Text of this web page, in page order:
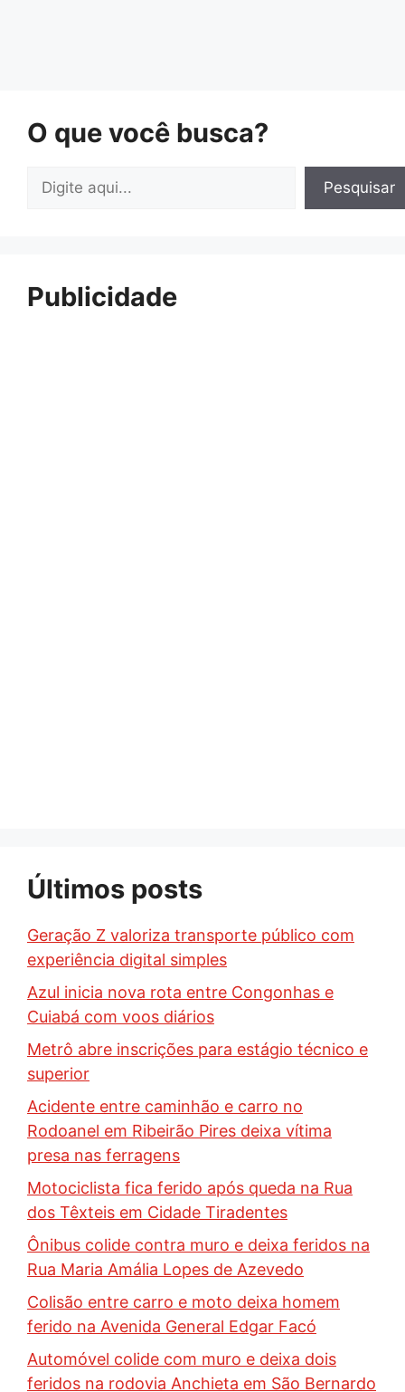
O que você busca?
Pesquisar Pesquisar
Publicidade
Últimos posts
Geração Z valoriza transporte público com
experiência digital simples
Azul inicia nova rota entre Congonhas e
Cuiabá com voos diários
Metrô abre inscrições para estágio técnico e
superior
Acidente entre caminhão e carro no
Rodoanel em Ribeirão Pires deixa vítima
presa nas ferragens
Motociclista fica ferido após queda na Rua
dos Têxteis em Cidade Tiradentes
Ônibus colide contra muro e deixa feridos na
Rua Maria Amália Lopes de Azevedo
Colisão entre carro e moto deixa homem
ferido na Avenida General Edgar Facó
Automóvel colide com muro e deixa dois
feridos na rodovia Anchieta em São Bernardo